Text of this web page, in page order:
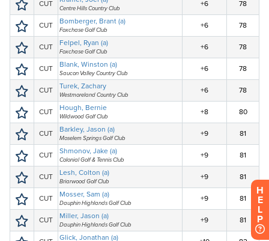
H
E
L
P